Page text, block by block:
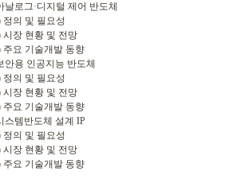
로그·디지털 제어 반도체
의 및 필요성
장 현황 및 전망
요 기술개발 동향
용 인공지능 반도체
의 및 필요성
장 현황 및 전망
요 기술개발 동향
스템반도체 설계 IP
의 및 필요성
장 현황 및 전망
요 기술개발 동향